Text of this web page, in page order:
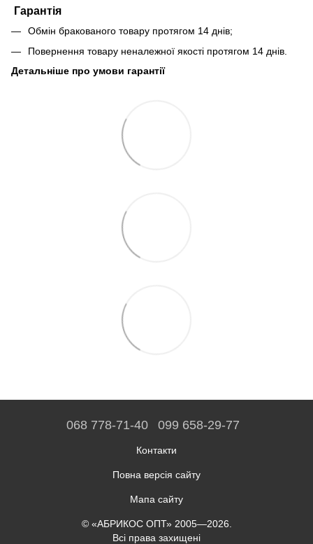
Гарантія
Обмін бракованого товару протягом 14 днів;
Повернення товару неналежної якості протягом 14 днів.
Детальніше про умови гарантії
068 778-71-40 099 658-29-77
Контакти
Повна версія сайту
Мапа сайту
© «АБРИКОС ОПТ» 2005—2026.
Всі права захищені